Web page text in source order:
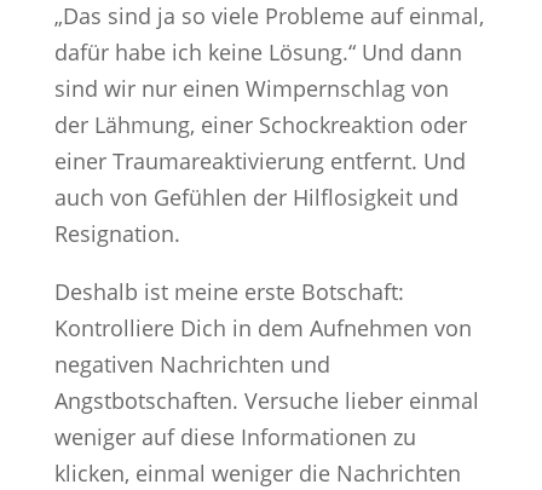
„Das sind ja so viele Probleme auf einmal,
dafür habe ich keine Lösung.“ Und dann
sind wir nur einen Wimpernschlag von
der Lähmung, einer Schockreaktion oder
einer Traumareaktivierung entfernt. Und
auch von Gefühlen der Hilflosigkeit und
Resignation.
Deshalb ist meine erste Botschaft:
Kontrolliere Dich in dem Aufnehmen von
negativen Nachrichten und
Angstbotschaften. Versuche lieber einmal
weniger auf diese Informationen zu
klicken, einmal weniger die Nachrichten